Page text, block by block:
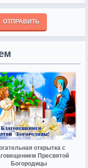
ОТПРАВИТЬ
открытка с
Пресвятой
Богородицы